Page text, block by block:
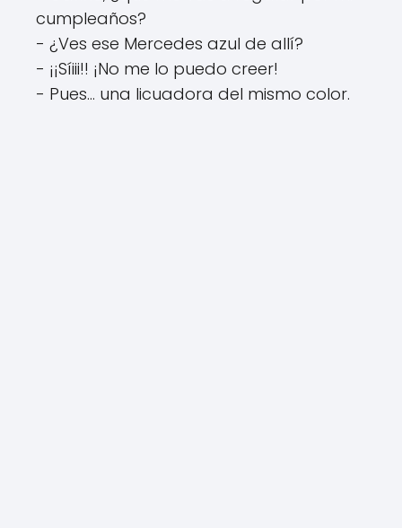
cumpleaños?
- ¿Ves ese Mercedes azul de allí?
- ¡¡Síiii!! ¡No me lo puedo creer!
- Pues... una licuadora del mismo color.